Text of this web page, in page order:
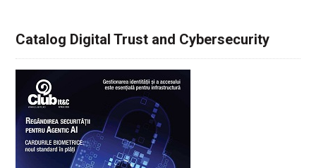
Catalog Digital Trust and Cybersecurity